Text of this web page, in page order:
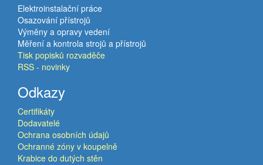
Elektroinstalační práce
Osazování přístrojů
Výměny a opravy vedení
Měření a kontrola strojů a přístrojů
Tisk popisků rozvaděče
RSS - novinky
Odkazy
Certifikáty
Dodavatelé
Ochrana osobních údajů
Ochranné zóny v koupelně
Krabice do dutých stěn